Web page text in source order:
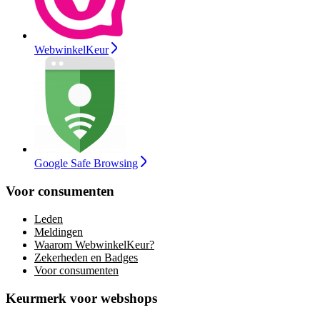
WebwinkelKeur
Google Safe Browsing
Voor consumenten
Leden
Meldingen
Waarom WebwinkelKeur?
Zekerheden en Badges
Voor consumenten
Keurmerk voor webshops